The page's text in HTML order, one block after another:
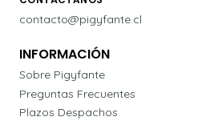
contacto@pigyfante.cl
INFORMACIÓN
Sobre Pigyfante
Preguntas Frecuentes
Plazos Despachos